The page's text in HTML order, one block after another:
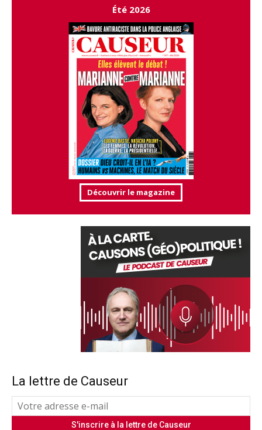
Été 2026
Découvrir le magazine
La lettre de Causeur